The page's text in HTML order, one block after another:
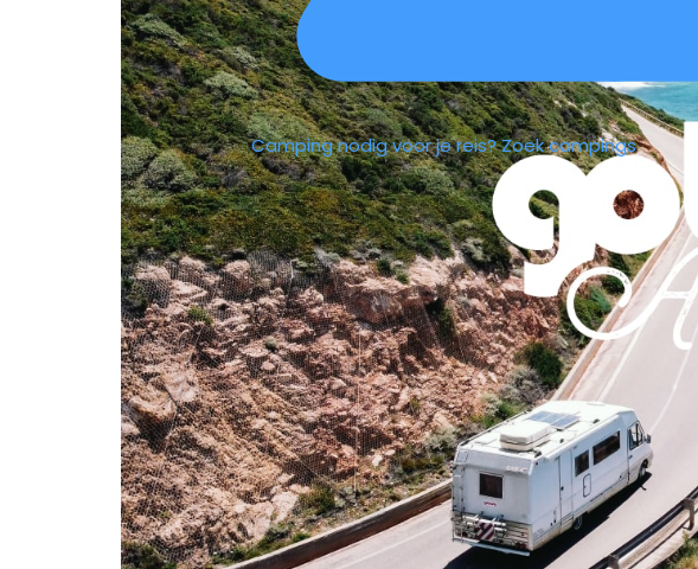
Camping nodig voor je reis?Zoek campings